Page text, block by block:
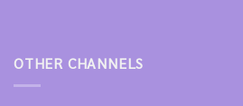
OTHER CHANNELS